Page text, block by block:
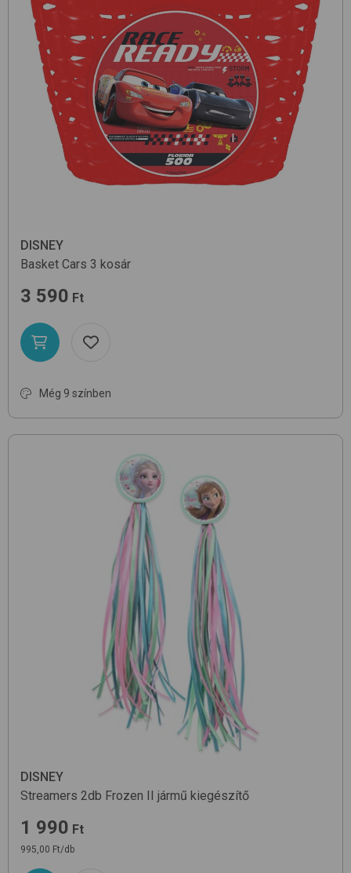
DISNEY
Basket Cars 3 kosár
3 590 Ft
Még 9 színben
DISNEY
Streamers 2db Frozen II jármű kiegészítő
1 990 Ft
995,00 Ft/db